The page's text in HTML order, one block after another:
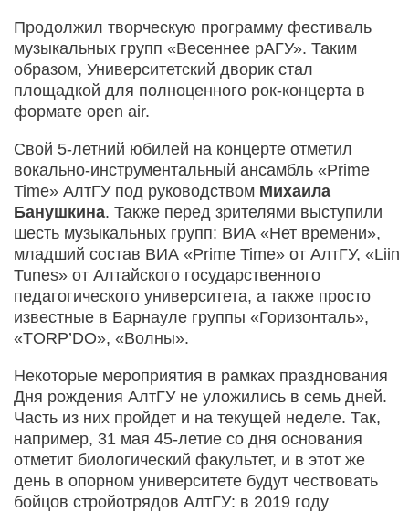
Продолжил творческую программу фестиваль
музыкальных групп «Весеннее рАГУ». Таким
образом, Университетский дворик стал
площадкой для полноценного рок-концерта в
формате open air.
Свой 5-летний юбилей на концерте отметил
вокально-инструментальный ансамбль «Prime
Time» АлтГУ под руководством Михаила
Банушкина. Также перед зрителями выступили
шесть музыкальных групп: ВИА «Нет времени»,
младший состав ВИА «Prime Time» от АлтГУ, «Liin
Tunes» от Алтайского государственного
педагогического университета, а также просто
известные в Барнауле группы «Горизонталь»,
«TORP’DO», «Волны».
Некоторые мероприятия в рамках празднования
Дня рождения АлтГУ не уложились в семь дней.
Часть из них пройдет и на текущей неделе. Так,
например, 31 мая 45-летие со дня основания
отметит биологический факультет, и в этот же
день в опорном университете будут чествовать
бойцов стройотрядов АлтГУ: в 2019 году